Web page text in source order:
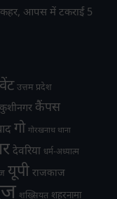
कहर, आपस में टकराईं 5
उत्तम प्रदेश
कुशीनगर कैंपस
गो गोरखनाथ थाना
देवरिया धर्म-अध्यात्म
यूपी राजकाज
शख्सियत शहरनामा